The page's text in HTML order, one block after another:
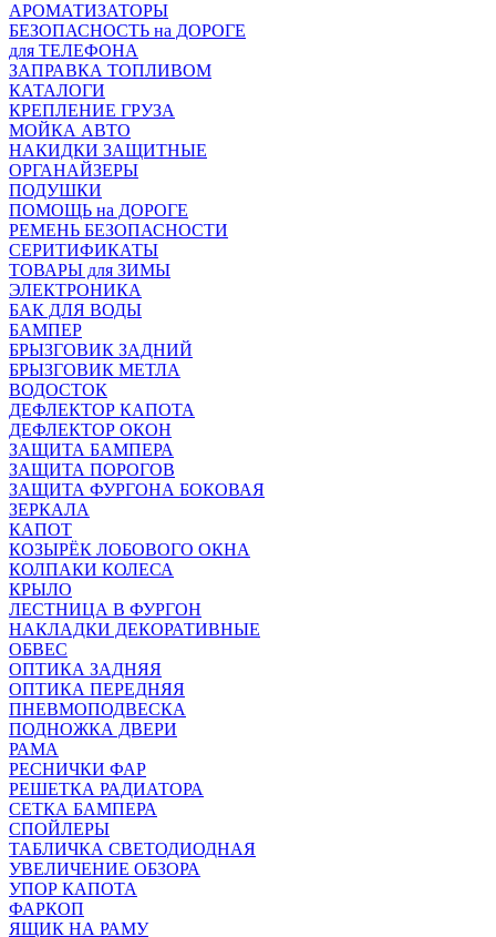
АРОМАТИЗАТОРЫ
БЕЗОПАСНОСТЬ на ДОРОГЕ
для ТЕЛЕФОНА
ЗАПРАВКА ТОПЛИВОМ
КАТАЛОГИ
КРЕПЛЕНИЕ ГРУЗА
МОЙКА АВТО
НАКИДКИ ЗАЩИТНЫЕ
ОРГАНАЙЗЕРЫ
ПОДУШКИ
ПОМОЩЬ на ДОРОГЕ
РЕМЕНЬ БЕЗОПАСНОСТИ
СЕРИТИФИКАТЫ
ТОВАРЫ для ЗИМЫ
ЭЛЕКТРОНИКА
БАК ДЛЯ ВОДЫ
БАМПЕР
БРЫЗГОВИК ЗАДНИЙ
БРЫЗГОВИК МЕТЛА
ВОДОСТОК
ДЕФЛЕКТОР КАПОТА
ДЕФЛЕКТОР ОКОН
ЗАЩИТА БАМПЕРА
ЗАЩИТА ПОРОГОВ
ЗАЩИТА ФУРГОНА БОКОВАЯ
ЗЕРКАЛА
КАПОТ
КОЗЫРЁК ЛОБОВОГО ОКНА
КОЛПАКИ КОЛЕСА
КРЫЛО
ЛЕСТНИЦА В ФУРГОН
НАКЛАДКИ ДЕКОРАТИВНЫЕ
ОБВЕС
ОПТИКА ЗАДНЯЯ
ОПТИКА ПЕРЕДНЯЯ
ПНЕВМОПОДВЕСКА
ПОДНОЖКА ДВЕРИ
РАМА
РЕСНИЧКИ ФАР
РЕШЕТКА РАДИАТОРА
СЕТКА БАМПЕРА
СПОЙЛЕРЫ
ТАБЛИЧКА СВЕТОДИОДНАЯ
УВЕЛИЧЕНИЕ ОБЗОРА
УПОР КАПОТА
ФАРКОП
ЯЩИК НА РАМУ